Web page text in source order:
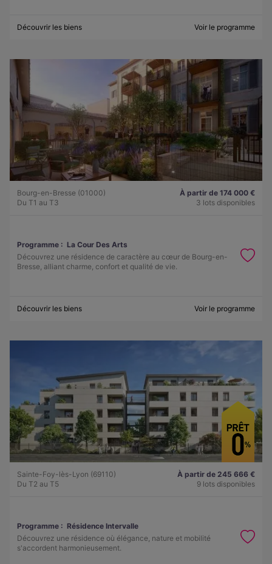
Découvrir les biens Voir le programme
Bourg-en-Bresse (01000)
Du T1 au T3
À partir de 174 000 €
3 lots disponibles
Programme : La Cour Des Arts
Découvrez une résidence de caractère au cœur de Bourg-en-
Bresse, alliant charme, confort et qualité de vie.
Découvrir les biens Voir le programme
Sainte-Foy-lès-Lyon (69110)
Du T2 au T5
À partir de 245 666 €
9 lots disponibles
Programme : Résidence Intervalle
Découvrez une résidence où élégance, nature et mobilité
s'accordent harmonieusement.